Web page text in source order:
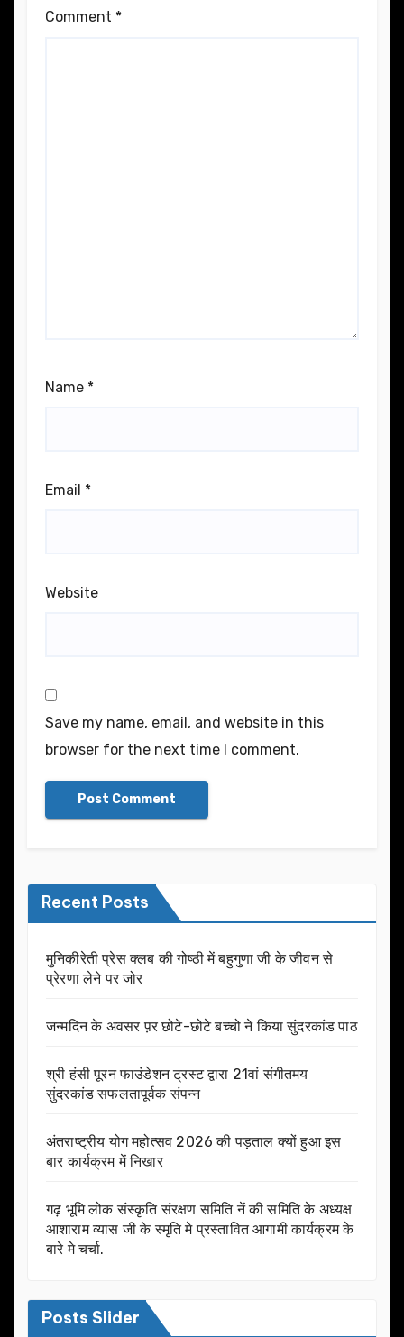
Comment *
Name *
Email *
Website
Save my name, email, and website in this
browser for the next time I comment.
Recent Posts
मुनिकीरेती प्रेस क्लब की गोष्ठी में बहुगुणा जी के जीवन से
प्रेरणा लेने पर जोर
जन्मदिन के अवसर प़र छोटे-छोटे बच्चो ने किया सुंदरकांड पाठ
श्री हंसी पूरन फाउंडेशन ट्रस्ट द्वारा 21वां संगीतमय
सुंदरकांड सफलतापूर्वक संपन्न
अंतराष्ट्रीय योग महोत्सव 2026 की पड़ताल क्यों हुआ इस
बार कार्यक्रम में निखार
गढ़ भूमि लोक संस्कृति संरक्षण समिति नें की समिति के अध्यक्ष
आशाराम व्यास जी के स्मृति मे प्रस्तावित आगामी कार्यक्रम के
बारे मे चर्चा.
Posts Slider